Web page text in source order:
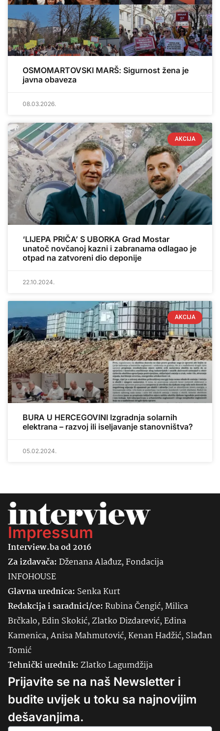
OSMOMARTOVSKI MARŠ: Sigurnost žena je
javna obaveza
08.03.2026.
AKCIJA
‘LIJEPA PRIČA’ S UBORKA Grad Mostar
unatoč novčanoj kazni i zabranama odlagao je
otpad na zatvoreni dio deponije
22.10.2024.
AKCIJA
BURA U HERCEGOVINI Izgradnja solarnih
elektrana – razvoj ili iseljavanje stanovništva?
05.02.2024.
Impressum
Interview.ba od 2016
Za izdavača:Dženana Alađuz, Fondacija
INFOHOUSE
Glavna urednica: SenkaKurt
Redakcija i saradnici/ce:Rubina Čengić, Milica
Brčkalo, Edin Skokić, Zlatko Dizdarević, Edina
Kamenica, Anisa Mahmutović, Kenan Hadžić, Slađan
Tomić
Tehnički urednik:Zlatko Lagumdžija
Prijavite se na naš Newsletter i
budite uvijek u toku sa najnovijim
dešavanjima.